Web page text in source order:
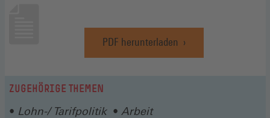
PDF herunterladen
(Öffnet
in
ZUGEHÖRIGE THEMEN
Lohn-/ Tarifpolitik Arbeit